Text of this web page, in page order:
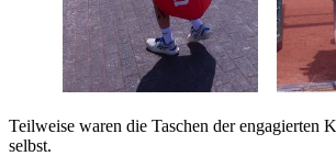
Teilweise waren die Taschen der engagierten
selbst.